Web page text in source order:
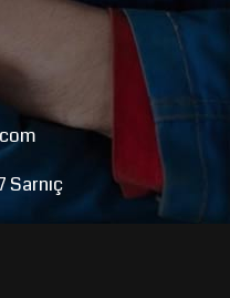
Sarnıç